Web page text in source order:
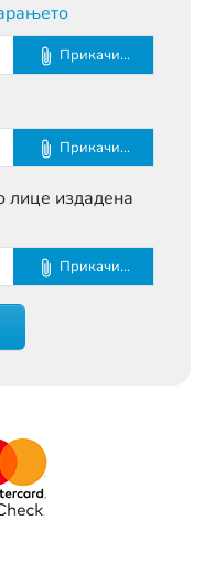
Прикачи...
Прикачи...
лице издадена
Прикачи...